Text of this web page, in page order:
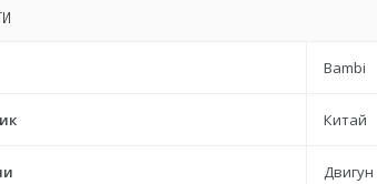
Bambi
Китай
Двигун